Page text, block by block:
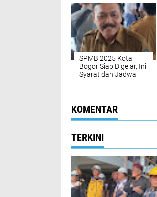
SPMB 2025 Kota
Bogor Siap Digelar, Ini
Syarat dan Jadwal
KOMENTAR
TERKINI